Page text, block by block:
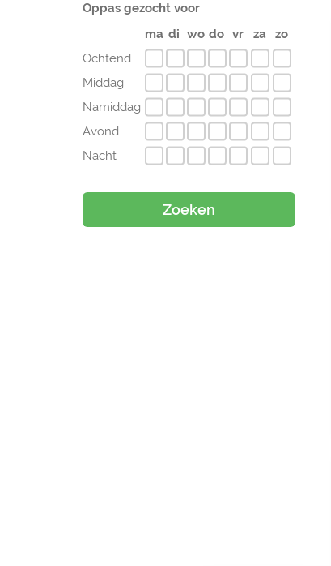
Oppas gezocht voor
ma di wo do vr za
zo
Ochtend
Middag
Namiddag
Avond
Nacht
Zoeken